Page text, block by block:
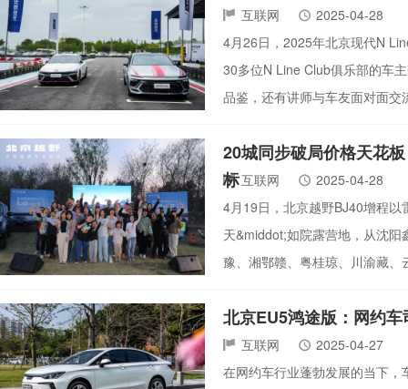
互联网
2025-04-28
4月26日，2025年北京现代N
30多位N Line Club俱乐部的车
品鉴，还有讲师与车友面对面
20城同步破局价格天花
标互联网
2025-04-28
4月19日，北京越野BJ40增程
天&middot;如院露营地，从沈
豫、湘鄂赣、粤桂琼、川渝藏
北京EU5鸿途版：网约
互联网
2025-04-27
在网约车行业蓬勃发展的当下